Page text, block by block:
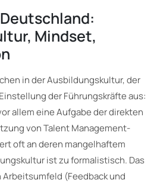
Mindset,
in der Ausbildungskultur, der
der Führungskräfte aus:
allem eine Aufgabe der direkten
von Talent Management-
oft an deren mangelhaftem
ist zu formalistisch. Das
(Feedback und